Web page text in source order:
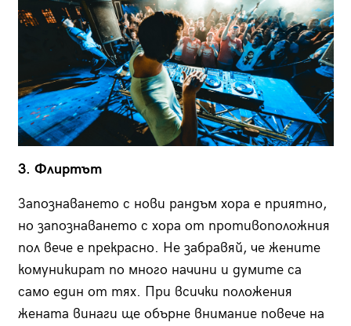
3. Флиртът
Запознаването с нови рандъм хора е приятно,
но запознаването с хора от противоположния
пол вече е прекрасно. Не забравяй, че жените
комуникират по много начини и думите са
само един от тях. При всички положения
жената винаги ще обърне внимание повече на